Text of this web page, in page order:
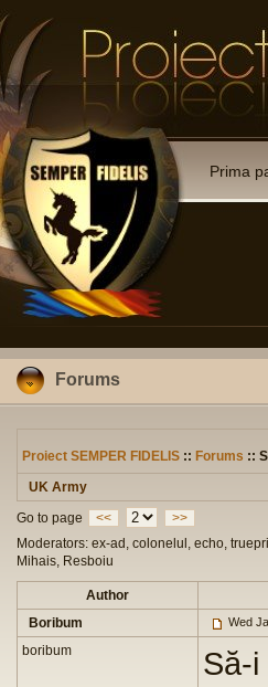
Prima
Forums
Proiect SEMPER FIDELIS :: Forums ::
UK Army
Go to page
<<
>>
Moderators: ex-ad, colonelul, echo,
Mihais, Resboiu
Author
Boribum
Wed
boribum
Să-